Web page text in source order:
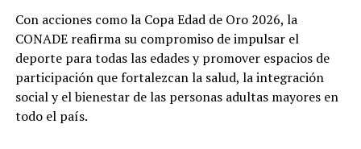
Con acciones como la Copa Edad de Oro 2026, la
CONADE reafirma su compromiso de impulsar el
deporte para todas las edades y promover espacios de
participación que fortalezcan la salud, la integración
social y el bienestar de las personas adultas mayores en
todo el país.